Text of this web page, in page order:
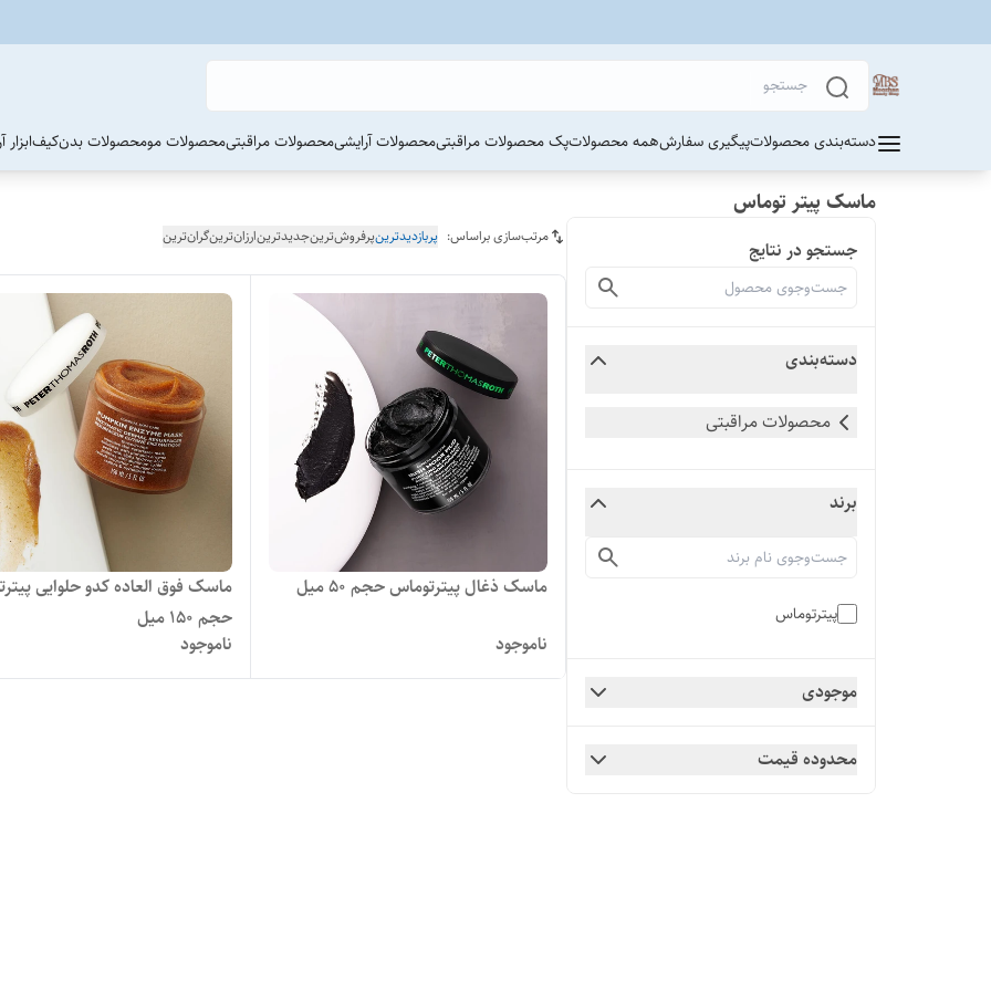
دسته‌بندی محصولاتپیگیری سفارشهمه محصولاتپک محصولات مراقبتیمحصولات آرایشیمحصولات مراقبتیمحصولات مومحصولات بدنکیف
ماسک پیتر توماس
جستجو در نتایج
دسته‌بندی
محصولات مراقبتی
برند
پیترتوماس
موجودی
محدوده قیمت
مرتب‌سازی براساس: پربازدیدترینپرفروش‌ترینجدیدترینارزان‌ترینگران‌ترین
ماسک ذغال پیترتوماس حجم ۵۰ میل
ناموجود
ماسک فوق العاده کدو حلوایی
حجم ۱۵۰ میل
ناموجود